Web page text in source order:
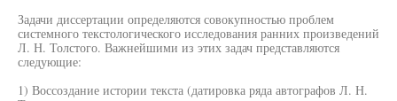
Задачи диссертации определяются совокупностью проблем
системного текстологического исследования ранних произведений
Л. Н. Толстого. Важнейшими из этих задач представляются
следующие:
1) Воссоздание истории текста (датировка ряда автографов Л. Н.